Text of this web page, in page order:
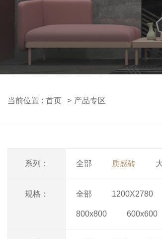
当前位置 : 首页 产品专区
系列： 全部 质感砖
规格： 全部 1200X2780
800x800 600x600